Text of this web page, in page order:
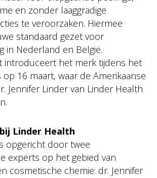
en zonder laaggradige
te veroorzaken. Hiermee
standaard gezet voor
in Nederland en België.
introduceert het merk tijdens het
op 16 maart, waar de Amerikaanse
Jennifer Linder van Linder Health
Linder Health
opgericht door twee
experts op het gebied van
cosmetische chemie: dr. Jennifer